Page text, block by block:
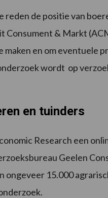
reden de positie van
Consument & Markt
en om eventuele
wordt op
en tuinders
Research een
Geelen
ongeveer 15.000